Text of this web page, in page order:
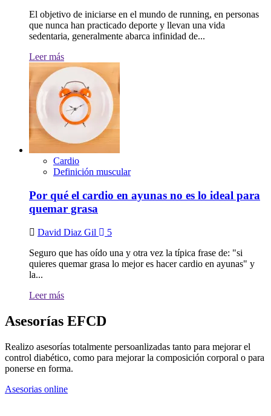
El objetivo de iniciarse en el mundo de running, en personas
que nunca han practicado deporte y llevan una vida
sedentaria, generalmente abarca infinidad de...
Leer más
Cardio
Definición muscular
Por qué el cardio en ayunas no es lo ideal para
quemar grasa
David Diaz Gil
5
Seguro que has oído una y otra vez la típica frase de: "si
quieres quemar grasa lo mejor es hacer cardio en ayunas" y
la...
Leer más
Asesorías EFCD
Realizo asesorías totalmente persoanlizadas tanto para mejorar el
control diabético, como para mejorar la composición corporal o para
ponerse en forma.
Asesorias online